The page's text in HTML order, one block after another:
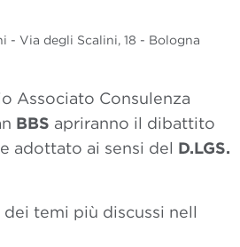
- Via degli Scalini, 18 - Bologna
Associato Consulenza
BBS apriranno il dibattito
adottato ai sensi del D.LGS.
temi più discussi nell